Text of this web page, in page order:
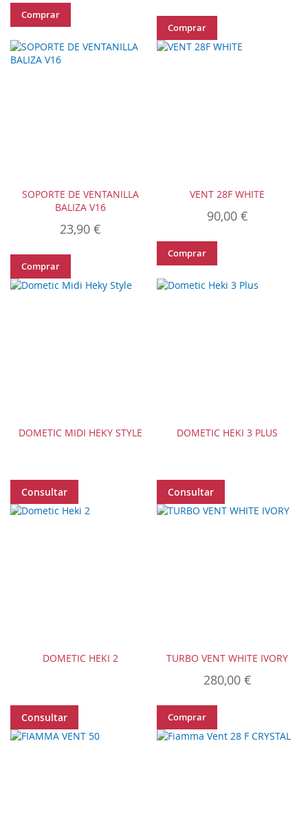
Comprar
Comprar
SOPORTE DE VENTANILLA
BALIZA V16
23,90 €
Comprar
VENT 28F WHITE
90,00 €
Comprar
DOMETIC MIDI HEKY STYLE
Consultar
DOMETIC HEKI 3 PLUS
Consultar
DOMETIC HEKI 2
Consultar
TURBO VENT WHITE IVORY
280,00 €
Comprar